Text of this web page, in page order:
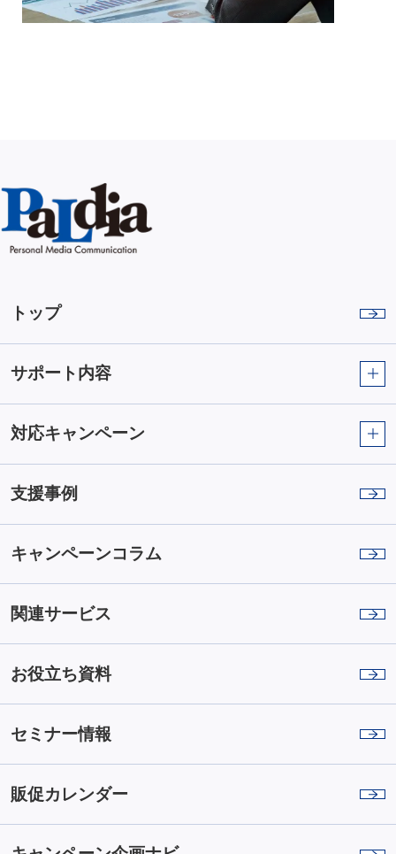
トップ
サポート内容
対応キャンペーン
支援事例
キャンペーンコラム
関連サービス
お役立ち資料
セミナー情報
販促カレンダー